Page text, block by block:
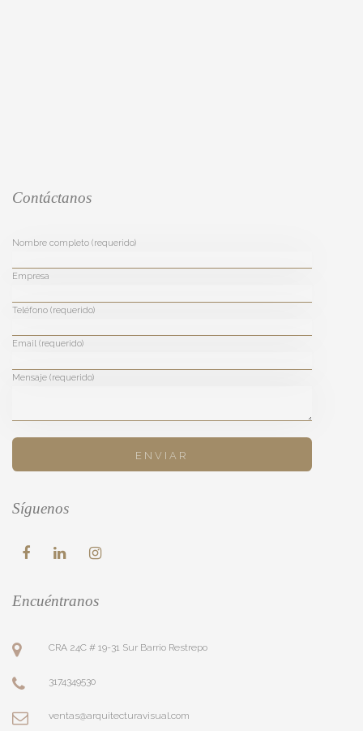
Contáctanos
Nombre completo (requerido)
Empresa
Teléfono (requerido)
Email (requerido)
Mensaje (requerido)
Síguenos
Encuéntranos
CRA 24C # 19-31 Sur Barrio Restrepo
3174349530
ventas@arquitecturavisual.com